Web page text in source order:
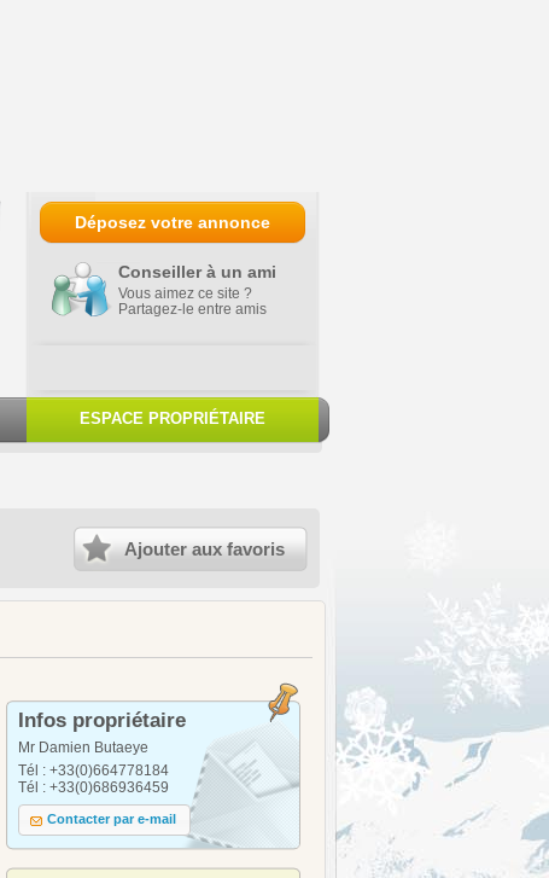
Déposez votre annonce
Conseiller à un ami
Vous aimez ce site ?
Partagez-le entre amis
ESPACE PROPRIÉTAIRE
Ajouter aux favoris
Infos propriétaire
Mr Damien Butaeye
Tél : +33(0)664778184
Tél : +33(0)686936459
Contacter par e-mail